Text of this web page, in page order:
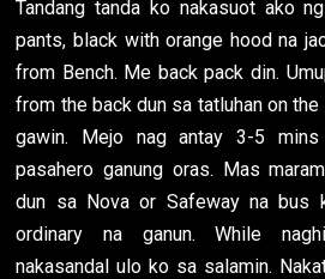
Tandang tanda ko nakasuot ako
pants, black with orange hood na
from Bench. Me back pack din.
from the back dun sa tatluhan on
gawin. Mejo nag antay 3-5
pasahero ganung oras. Mas
dun sa Nova or Safeway na bus
ordinary na ganun. While
nakasandal ulo ko sa salamin.